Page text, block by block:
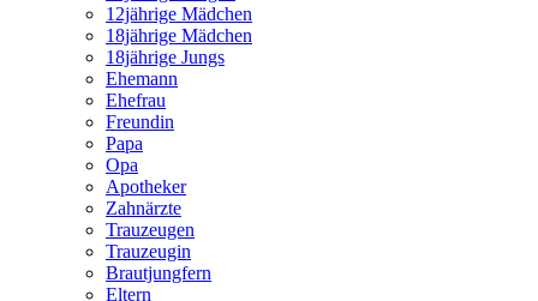
12jährige Mädchen
18jährige Mädchen
18jährige Jungs
Ehemann
Ehefrau
Freundin
Papa
Opa
Apotheker
Zahnärzte
Trauzeugen
Trauzeugin
Brautjungfern
Eltern